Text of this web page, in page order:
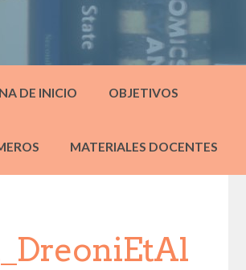
DE INICIO OBJETIVOS
MATERIALES DOCENTES